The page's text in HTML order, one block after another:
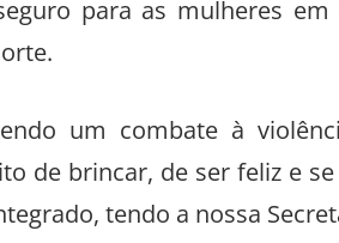
para as mulheres
um combate à
de brincar, de ser feliz e
tendo a nossa